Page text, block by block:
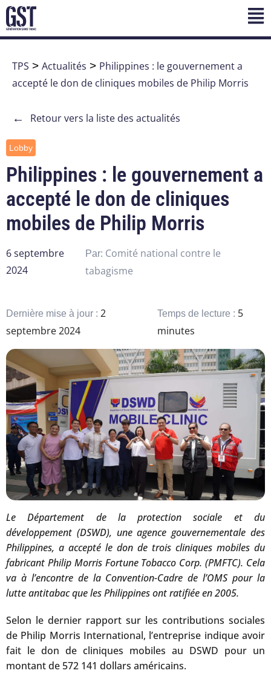
TPS > Actualités > Philippines : le gouvernement a
accepté le don de cliniques mobiles de Philip Morris
← Retour vers la liste des actualités
Lobby
Philippines : le gouvernement a
accepté le don de cliniques
mobiles de Philip Morris
6 septembre
2024
Par: Comité national contre le
tabagisme
Dernière mise à jour : 2
septembre 2024
Temps de lecture : 5
minutes
Le Département de la protection sociale et du
développement (DSWD), une agence gouvernementale des
Philippines, a accepté le don de trois cliniques mobiles du
fabricant Philip Morris Fortune Tobacco Corp. (PMFTC). Cela
va à l’encontre de la Convention-Cadre de l’OMS pour la
lutte antitabac que les Philippines ont ratifiée en 2005.
Selon le dernier rapport sur les contributions sociales
de Philip Morris International, l’entreprise indique avoir
fait le don de cliniques mobiles au DSWD pour un
montant de 572 141 dollars américains.